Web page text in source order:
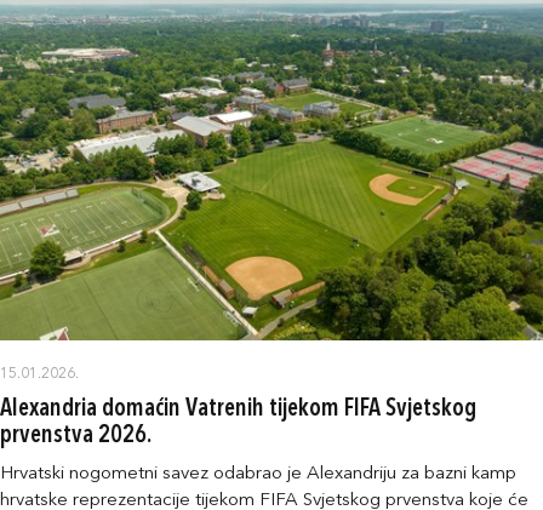
15.01.2026.
Alexandria domaćin Vatrenih tijekom FIFA Svjetskog
prvenstva 2026.
Hrvatski nogometni savez odabrao je Alexandriju za bazni kamp
hrvatske reprezentacije tijekom FIFA Svjetskog prvenstva koje će